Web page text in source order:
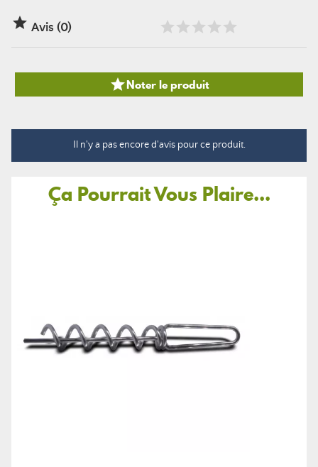
 Avis (0)
Noter le produit
Il n'y a pas encore d'avis pour ce produit.
Ça Pourrait Vous Plaire...